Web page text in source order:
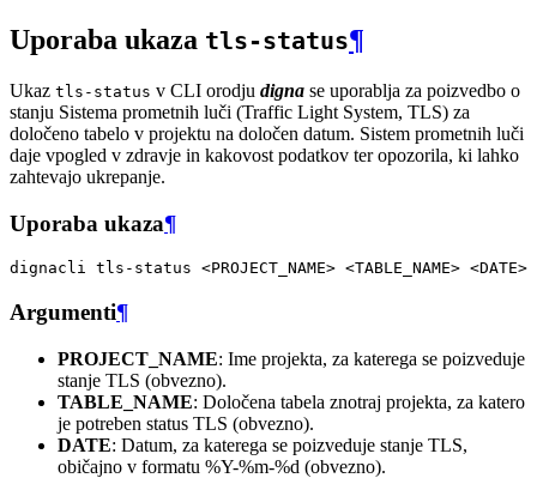
Uporaba ukaza tls-status¶
Ukaz tls-status v CLI orodju digna se uporablja za poizvedbo o
stanju Sistema prometnih luči (Traffic Light System, TLS) za
določeno tabelo v projektu na določen datum. Sistem prometnih luči
daje vpogled v zdravje in kakovost podatkov ter opozorila, ki lahko
zahtevajo ukrepanje.
Uporaba ukaza¶
dignacli tls-status <PROJECT_NAME> <TABLE_NAME>
Argumenti¶
PROJECT_NAME: Ime projekta, za katerega se poizveduje
stanje TLS (obvezno).
TABLE_NAME: Določena tabela znotraj projekta, za katero
je potreben status TLS (obvezno).
DATE: Datum, za katerega se poizveduje stanje TLS,
običajno v formatu %Y-%m-%d (obvezno).